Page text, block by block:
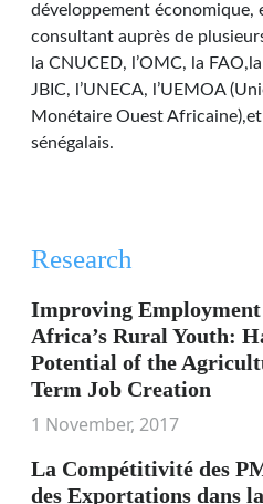
développement économique,
consultant auprès de
la CNUCED, l’OMC, la
JBIC, l’UNECA, l’UEMOA
Monétaire Ouest
sénégalais.
Research
Improving
Africa’s Rural Youth:
Potential of the
Term Job Creation
1 November, 2017
La Compétitivité des
des Exportations dans